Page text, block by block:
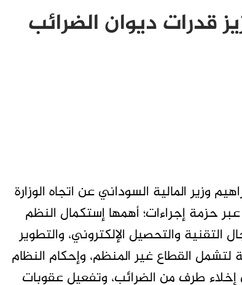
قدرات ديوان الضرائب
المالية السوداني عن اتجاه الوزارة
حزمة إجراءات؛ أهمها إستكمال النظم
والتحصيل الإلكتروني، والتطوير
لتشمل القطاع غير المنظم، وإحكام النظام
إخلاء طرف من الضرائب، وتفعيل عقوبات